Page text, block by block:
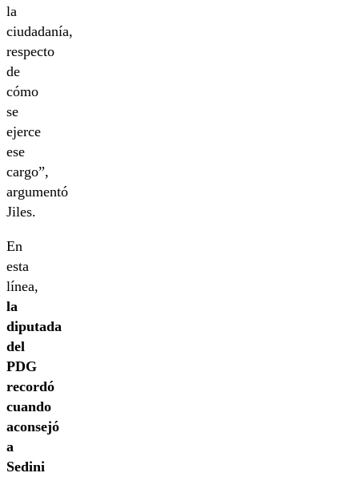
la
ciudadanía,
respecto
de
cómo
se
ejerce
ese
cargo”,
argumentó
Jiles.
En
esta
línea,
la
diputada
del
PDG
recordó
cuando
aconsejó
a
Sedini